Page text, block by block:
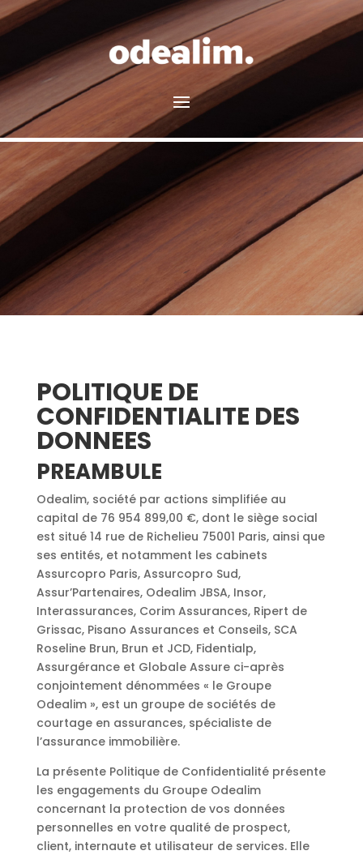
POLITIQUE DE
CONFIDENTIALITE DES
DONNEES
PREAMBULE
Odealim, société par actions simplifiée au
capital de 76 954 899,00 €, dont le siège social
est situé 14 rue de Richelieu 75001 Paris, ainsi que
ses entités, et notamment les cabinets
Assurcopro Paris, Assurcopro Sud,
Assur’Partenaires, Odealim JBSA, Insor,
Interassurances, Corim Assurances, Ripert de
Grissac, Pisano Assurances et Conseils, SCA
Roseline Brun, Brun et JCD, Fidentialp,
Assurgérance et Globale Assure ci-après
conjointement dénommées « le Groupe
Odealim », est un groupe de sociétés de
courtage en assurances, spécialiste de
l’assurance immobilière.
La présente Politique de Confidentialité présente
les engagements du Groupe Odealim
concernant la protection de vos données
personnelles en votre qualité de prospect,
client, internaute et utilisateur de services. Elle